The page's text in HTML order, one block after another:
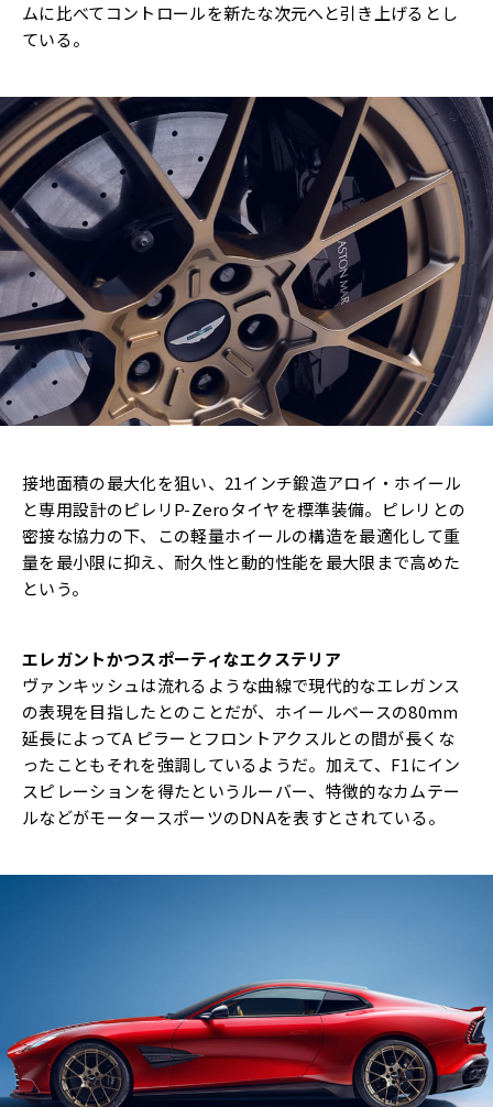
ムに比べてコントロールを新たな次元へと引き上げるとし
ている。
接地面積の最大化を狙い、21インチ鍛造アロイ・ホイール
と専用設計のピレリP-Zeroタイヤを標準装備。ピレリとの
密接な協力の下、この軽量ホイールの構造を最適化して重
量を最小限に抑え、耐久性と動的性能を最大限まで高めた
という。
エレガントかつスポーティなエクステリア
ヴァンキッシュは流れるような曲線で現代的なエレガンス
の表現を目指したとのことだが、ホイールベースの80mm
延長によってA ピラーとフロントアクスルとの間が長くな
ったこともそれを強調しているようだ。加えて、F1にイン
スピレーションを得たというルーバー、特徴的なカムテー
ルなどがモータースポーツのDNAを表すとされている。